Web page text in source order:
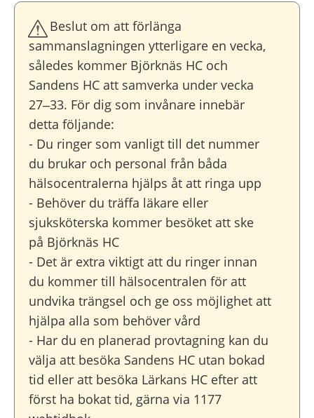
Beslut om att förlänga
sammanslagningen ytterligare en vecka,
således kommer Björknäs HC och
Sandens HC att samverka under vecka
27–33. För dig som invånare innebär
detta följande:
- Du ringer som vanligt till det nummer
du brukar och personal från båda
hälsocentralerna hjälps åt att ringa upp
- Behöver du träffa läkare eller
sjuksköterska kommer besöket att ske
på Björknäs HC
- Det är extra viktigt att du ringer innan
du kommer till hälsocentralen för att
undvika trängsel och ge oss möjlighet att
hjälpa alla som behöver vård
- Har du en planerad provtagning kan du
välja att besöka Sandens HC utan bokad
tid eller att besöka Lärkans HC efter att
först ha bokat tid, gärna via 1177